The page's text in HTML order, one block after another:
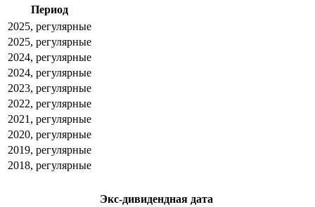
Период
2025, регулярные
2025, регулярные
2024, регулярные
2024, регулярные
2023, регулярные
2022, регулярные
2021, регулярные
2020, регулярные
2019, регулярные
2018, регулярные
Экс-дивидендная дата